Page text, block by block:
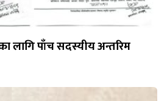
लागि पाँच सदस्यीय अन्तरिम